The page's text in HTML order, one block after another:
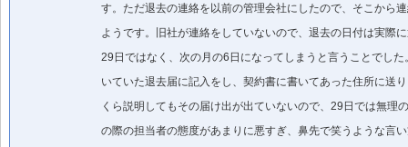
す。ただ退去の連絡を以前の管理会社にしたので、そこから
ようです。旧社が連絡をしていないので、退去の日付は実際
29日ではなく、次の月の6日になってしまうと言うことでした
いていた退去届に記入をし、契約書に書いてあった住所に送
くら説明してもその届け出が出ていないので、29日では無理
の際の担当者の態度があまりに悪すぎ、鼻先で笑うような言